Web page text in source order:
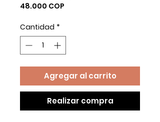
48.000 COP
Cantidad *
Agregar al carrito
Realizar compra